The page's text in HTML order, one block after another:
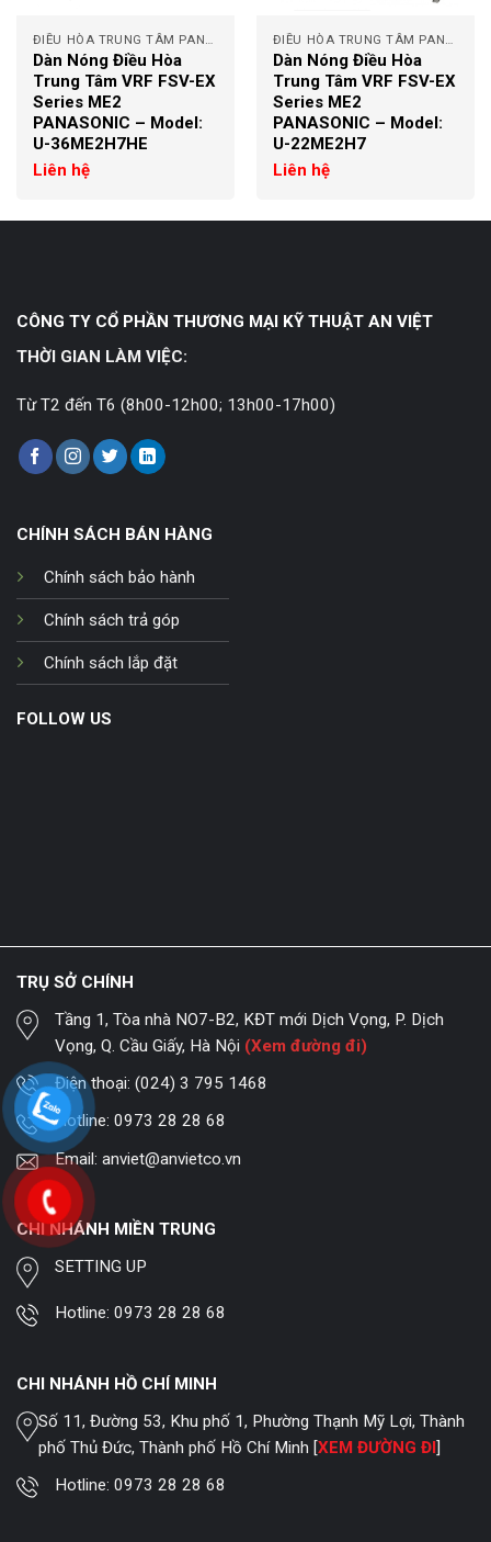
ĐIỀU HÒA TRUNG TÂM PANASONIC
Dàn Nóng Điều Hòa
Trung Tâm VRF FSV-EX
Series ME2
PANASONIC – Model:
U-36ME2H7HE
Liên hệ
ĐIỀU HÒA TRUNG TÂM PANASONIC
Dàn Nóng Điều Hòa
Trung Tâm VRF FSV-EX
Series ME2
PANASONIC – Model:
U-22ME2H7
Liên hệ
CÔNG TY CỔ PHẦN THƯƠNG MẠI KỸ THUẬT AN VIỆT
THỜI GIAN LÀM VIỆC:
Từ T2 đến T6 (8h00-12h00; 13h00-17h00)
CHÍNH SÁCH BÁN HÀNG
Chính sách bảo hành
Chính sách trả góp
Chính sách lắp đặt
FOLLOW US
TRỤ SỞ CHÍNH
Tầng 1, Tòa nhà NO7-B2, KĐT mới Dịch Vọng, P. Dịch
Vọng, Q. Cầu Giấy, Hà Nội (Xem đường đi)
Điện thoại:(024) 3 795 1468
Hotline:0973 28 28 68
Email:anviet@anvietco.vn
CHI NHÁNH MIỀN TRUNG
SETTING UP
Hotline:0973 28 28 68
CHI NHÁNH HỒ CHÍ MINH
Số 11, Đường 53, Khu phố 1, Phường Thạnh Mỹ Lợi, Thành
phố Thủ Đức, Thành phố Hồ Chí Minh [XEM ĐƯỜNG ĐI]
Hotline:0973 28 28 68